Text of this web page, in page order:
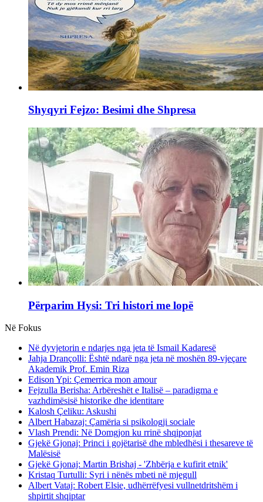
Shyqyri Fejzo: Besimi dhe Shpresa
Përparim Hysi: Tri histori me lopë
Në Fokus
Në dyvjetorin e ndarjes nga jeta të Ismail Kadaresë
Jahja Drançolli: Është ndarë nga jeta në moshën 89-vjeçare
Akademik Prof. Emin Riza
Edison Ypi: Çemerrica mon amour
Fejzulla Berisha: Arbëreshët e Italisë – paradigma e
vazhdimësisë historike dhe identitare
Kalosh Çeliku: Askushi
Albert Habazaj: Çamëria si psikologji sociale
Vlash Prendi: Në Domgjon ku rrinë shqiponjat
Gjekë Gjonaj: Princi i gojëtarisë dhe mbledhësi i thesareve të
Malësisë
Gjekë Gjonaj: Martin Brishaj - 'Zhbërja e kufirit etnik'
Kristaq Turtulli: Syri i nënës mbeti në mjegull
Albert Vataj: Robert Elsie, udhërrëfyesi vullnetdritshëm i
shpirtit shqiptar